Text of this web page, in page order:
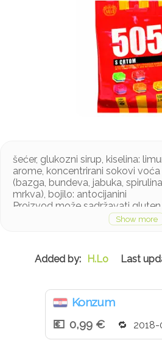
šećer, glukozni sirup, kiselina:
arome, koncentrirani sokovi
(bazga, bundeva, jabuka,
mrkva), bojilo: antocijanini
Proizvod može sadržavati gluten
H.Lo
Konzum
0,99 €
2018-